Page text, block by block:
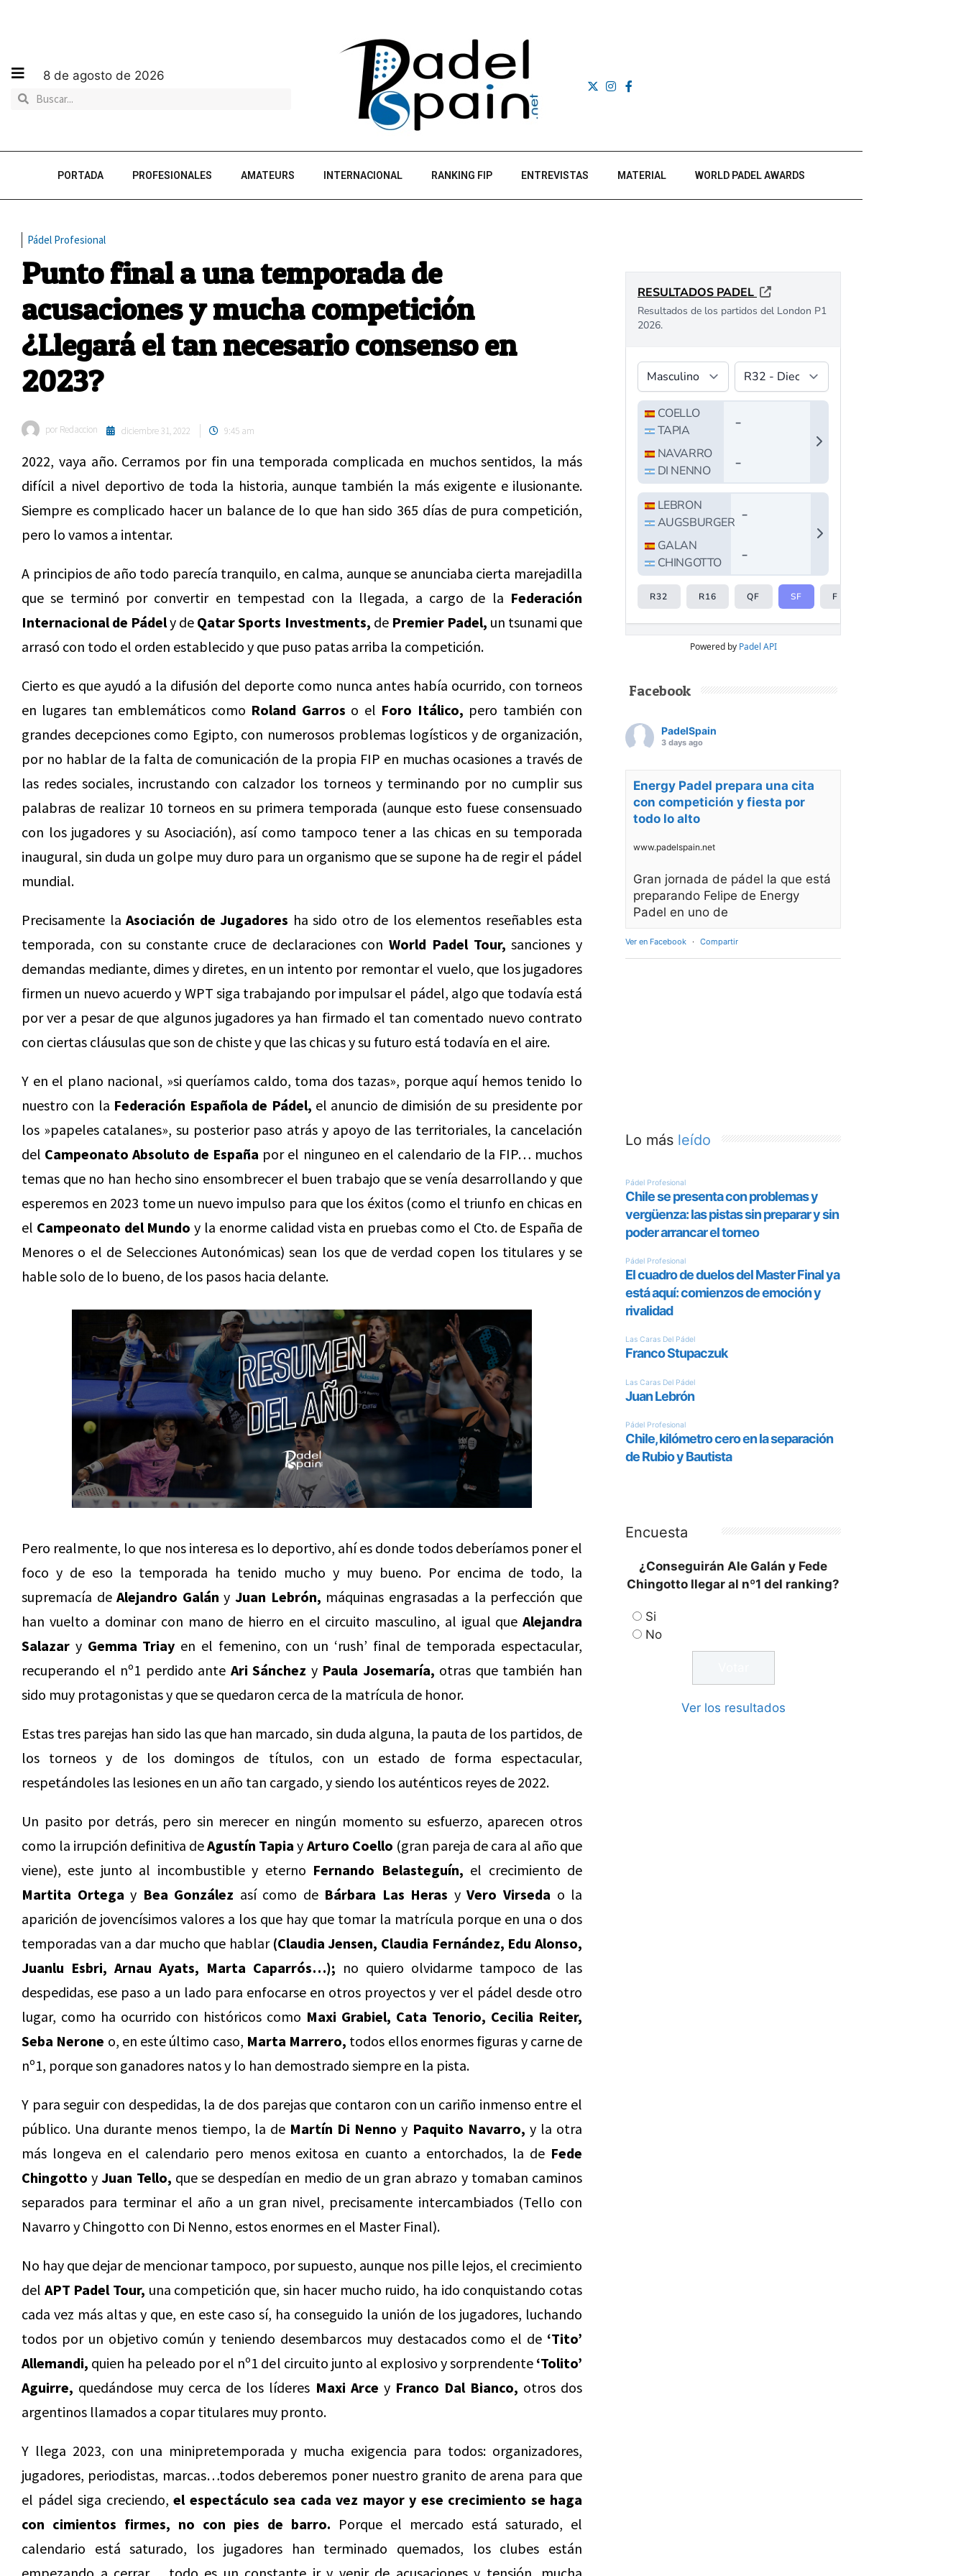
8 de agosto de 2026
PORTADA PROFESIONALES AMATEURS INTERNACIONAL RANKING FIP ENTREVISTAS MATERIAL WORLD PADEL AWARDS
Pádel Profesional
Punto final a una temporada de
acusaciones y mucha competición
¿Llegará el tan necesario consenso en
2023?
por Redaccion diciembre 31, 2022 9:45 am
2022, vaya año. Cerramos por fin una temporada complicada en muchos sentidos, la más
difícil a nivel deportivo de toda la historia, aunque también la más exigente e ilusionante.
Siempre es complicado hacer un balance de lo que han sido 365 días de pura competición,
pero lo vamos a intentar.
A principios de año todo parecía tranquilo, en calma, aunque se anunciaba cierta marejadilla
que se terminó por convertir en tempestad con la llegada, a cargo de la Federación
Internacional de Pádely de Qatar Sports Investments, de Premier Padel, un tsunami que
arrasó con todo el orden establecido y que puso patas arriba la competición.
Cierto es que ayudó a la difusión del deporte como nunca antes había ocurrido, con torneos
en lugares tan emblemáticos como Roland Garros o el Foro Itálico, pero también con
grandes decepciones como Egipto, con numerosos problemas logísticos y de organización,
por no hablar de la falta de comunicación de la propia FIP en muchas ocasiones a través de
las redes sociales, incrustando con calzador los torneos y terminando por no cumplir sus
palabras de realizar 10 torneos en su primera temporada (aunque esto fuese consensuado
con los jugadores y su Asociación), así como tampoco tener a las chicas en su temporada
inaugural, sin duda un golpe muy duro para un organismo que se supone ha de regir el pádel
mundial.
Precisamente la Asociación de Jugadores ha sido otro de los elementos reseñables esta
temporada, con su constante cruce de declaraciones con World Padel Tour, sanciones y
demandas mediante, dimes y diretes, en un intento por remontar el vuelo, que los jugadores
firmen un nuevo acuerdo y WPT siga trabajando por impulsar el pádel, algo que todavía está
por ver a pesar de que algunos jugadores ya han firmado el tan comentado nuevo contrato
con ciertas cláusulas que son de chiste y que las chicas y su futuro está todavía en el aire.
Y en el plano nacional, »si queríamos caldo, toma dos tazas», porque aquí hemos tenido lo
nuestro con la Federación Española de Pádel, el anuncio de dimisión de su presidente por
los »papeles catalanes», su posterior paso atrás y apoyo de las territoriales, la cancelación
del Campeonato Absoluto de España por el ninguneo en el calendario de la FIP… muchos
temas que no han hecho sino ensombrecer el buen trabajo que se venía desarrollando y que
esperemos en 2023 tome un nuevo impulso para que los éxitos (como el triunfo en chicas en
el Campeonato del Mundo y la enorme calidad vista en pruebas como el Cto. de España de
Menores o el de Selecciones Autonómicas) sean los que de verdad copen los titulares y se
hable solo de lo bueno, de los pasos hacia delante.
Pero realmente, lo que nos interesa es lo deportivo, ahí es donde todos deberíamos poner el
foco y de eso la temporada ha tenido mucho y muy bueno. Por encima de todo, la
supremacía deAlejandro Galán y Juan Lebrón, máquinas engrasadas a la perfección que
han vuelto a dominar con mano de hierro en el circuito masculino, al igual que Alejandra
Salazar y Gemma Triay en el femenino, con un ‘rush’ final de temporada espectacular,
recuperando el nº1 perdido ante Ari Sánchez y Paula Josemaría, otras que también han
sido muy protagonistas y que se quedaron cerca de la matrícula de honor.
Estas tres parejas han sido las que han marcado, sin duda alguna, la pauta de los partidos, de
los torneos y de los domingos de títulos, con un estado de forma espectacular,
respetándoles las lesiones en un año tan cargado, y siendo los auténticos reyes de 2022.
Un pasito por detrás, pero sin merecer en ningún momento su esfuerzo, aparecen otros
como la irrupción definitiva deAgustín Tapia y Arturo Coello (gran pareja de cara al año que
viene), este junto al incombustible y eterno Fernando Belasteguín, el crecimiento de
Martita Ortega y Bea González así como de Bárbara Las Heras yVero Virseda o la
aparición de jovencísimos valores a los que hay que tomar la matrícula porque en una o dos
temporadas van a dar mucho que hablar (Claudia Jensen, Claudia Fernández, Edu Alonso,
Juanlu Esbri, Arnau Ayats, Marta Caparrós…); no quiero olvidarme tampoco de las
despedidas, ese paso a un lado para enfocarse en otros proyectos y ver el pádel desde otro
lugar, como ha ocurrido con históricos como Maxi Grabiel, Cata Tenorio, Cecilia Reiter,
Seba Nerone o, en este último caso, Marta Marrero, todos ellos enormes figuras y carne de
nº1, porque son ganadores natos y lo han demostrado siempre en la pista.
Y para seguir con despedidas, la de dos parejas que contaron con un cariño inmenso entre el
público. Una durante menos tiempo, la de Martín Di Nenno y Paquito Navarro, y la otra
más longeva en el calendario pero menos exitosa en cuanto a entorchados, la de Fede
Chingotto yJuan Tello, que se despedían en medio de un gran abrazo y tomaban caminos
separados para terminar el año a un gran nivel, precisamente intercambiados (Tello con
Navarro y Chingotto con Di Nenno, estos enormes en el Master Final).
No hay que dejar de mencionar tampoco, por supuesto, aunque nos pille lejos, el crecimiento
del APT Padel Tour, una competición que, sin hacer mucho ruido, ha ido conquistando cotas
cada vez más altas y que, en este caso sí, ha conseguido la unión de los jugadores, luchando
todos por un objetivo común y teniendo desembarcos muy destacados como el de ‘Tito’
Allemandi, quien ha peleado por el nº1 del circuito junto al explosivo y sorprendente ‘Tolito’
Aguirre, quedándose muy cerca de los líderes Maxi Arce y Franco Dal Bianco, otros dos
argentinos llamados a copar titulares muy pronto.
Y llega 2023, con una minipretemporada y mucha exigencia para todos: organizadores,
jugadores, periodistas, marcas…todos deberemos poner nuestro granito de arena para que
el pádel siga creciendo, el espectáculo sea cada vez mayor y ese crecimiento se haga
con cimientos firmes, no con pies de barro. Porque el mercado está saturado, el
calendario está saturado, los jugadores han terminado quemados, los clubes están
Powered by Padel API
Facebook
PadelSpain
3 days ago
Energy Padel prepara una cita
con competición y fiesta por
todo lo alto
www.padelspain.net
Gran jornada de pádel la que está
preparando Felipe de Energy
Padel en uno de
Ver en Facebook · Compartir
Lo más leído
Encuesta
¿Conseguirán Ale Galán y Fede
Chingotto llegar al nº1 del ranking?
Si
No
Ver los resultados